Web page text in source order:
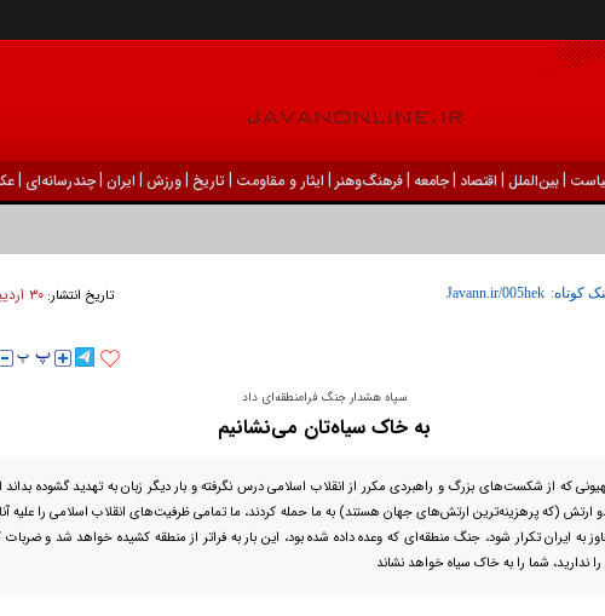
|بين‌الملل | اقتصاد |جامعه |فرهنگ‌و‌هنر | ایثار و مقاومت |تاریخ |ورزش | ايران |چندرسانه‌ای |
کوتاه: تاریخ انتشار:
سپاه هشدار جنگ فرامنطقه‌ای داد
به خاک سیاه‌تان می‌نشانیم
که از شکست‌های بزرگ و راهبردی مکرر از انقلاب اسلامی درس نگرفته و بار دیگر زبان به تهدید گشوده بداند
ارتش (که پرهزینه‌ترین ارتش‌های جهان هستند) به ما حمله کردند، ما تمامی ظرفیت‌های انقلاب اسلامی را علیه
به ایران تکرار شود، جنگ منطقه‌ای که وعده داده شده بود، این بار به فراتر از منطقه کشیده خواهد شد و ضربات
ندارید، شما را به خاک سیاه خواهد نشاند